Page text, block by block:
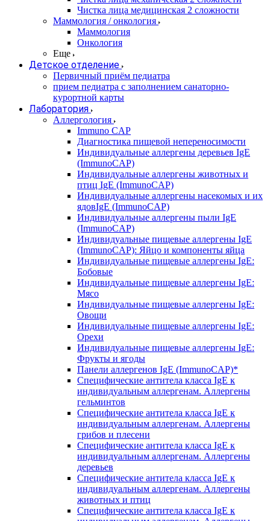
Чистка лица медицинская 2 сложности
Маммология / онкология
Маммология
Онкология
Еще
Детское отделение
Первичный приём педиатра
прием педиатра с заполнением санаторно-
курортной карты
Лаборатория
Аллергология
Immuno CAP
Диагностика пищевой непереносимости
Индивидуальные аллергены деревьев IgE
(ImmunoCAP)
Индивидуальные аллергены животных и
птиц IgE (ImmunoCAP)
Индивидуальные аллергены насекомых и их
ядовIgE (ImmunoCAP)
Индивидуальные аллергены пыли IgE
(ImmunoCAP)
Индивидуальные пищевые аллергены IgE
(ImmunoCAP): Яйцо и компоненты яйца
Индивидуальные пищевые аллергены IgE:
Бобовые
Индивидуальные пищевые аллергены IgE:
Мясо
Индивидуальные пищевые аллергены IgE:
Овощи
Индивидуальные пищевые аллергены IgE:
Орехи
Индивидуальные пищевые аллергены IgE:
Фрукты и ягоды
Панели аллергенов IgE (ImmunoCAP)*
Специфические антитела класса IgE к
индивидуальным аллергенам. Аллергены
гельминтов
Специфические антитела класса IgE к
индивидуальным аллергенам. Аллергены
грибов и плесени
Специфические антитела класса IgE к
индивидуальным аллергенам. Аллергены
деревьев
Специфические антитела класса IgE к
индивидуальным аллергенам. Аллергены
животных и птиц
Специфические антитела класса IgE к